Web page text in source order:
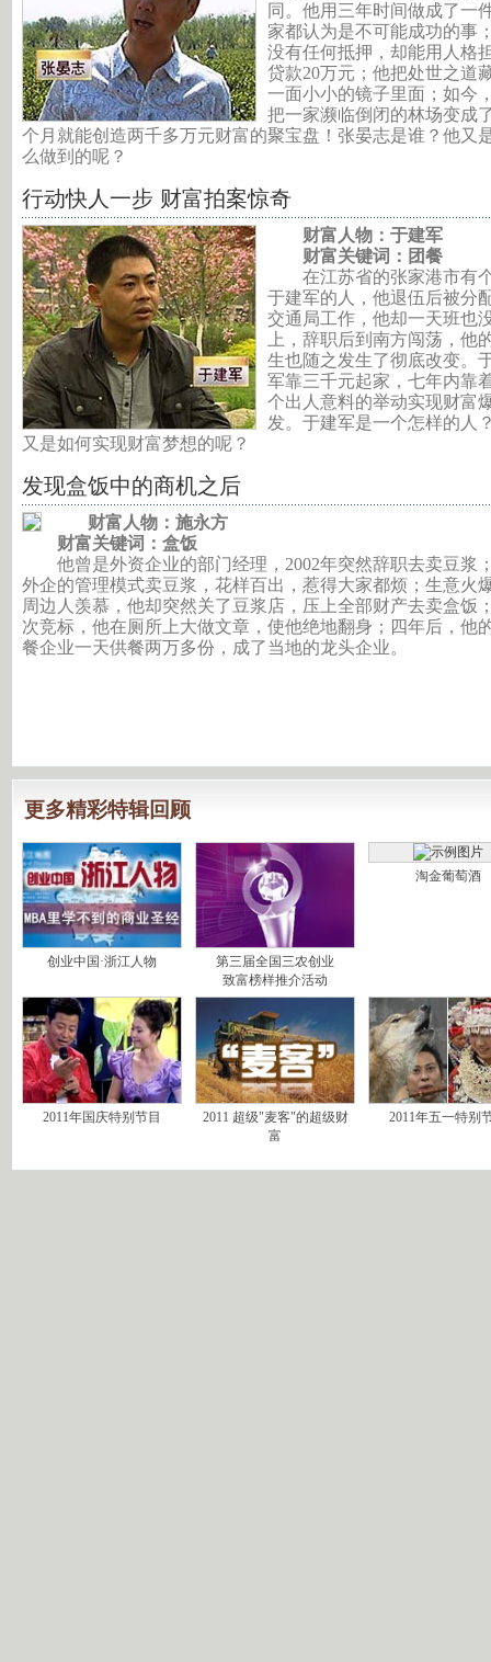
同。他用三年时间做成了一
家都认为是不可能成功的事
没有任何抵押，却能用人格
贷款20万元；他把处世之道
一面小小的镜子里面；如今
把一家濒临倒闭的林场变成
个月就能创造两千多万元财富的聚宝盘！张晏志是谁？他又
么做到的呢？
行动快人一步 财富拍案惊奇
财富人物：于建军
财富关键词：团餐
在江苏省的张家港市有
于建军的人，他退伍后被分
交通局工作，他却一天班也
上，辞职后到南方闯荡，他
生也随之发生了彻底改变。
军靠三千元起家，七年内靠
个出人意料的举动实现财富
发。于建军是一个怎样的人
又是如何实现财富梦想的呢？
发现盒饭中的商机之后
财富人物：施永方
财富关键词：盒饭
他曾是外资企业的部门经理，2002年突然辞职去卖豆浆
外企的管理模式卖豆浆，花样百出，惹得大家都烦；生意火
周边人羡慕，他却突然关了豆浆店，压上全部财产去卖盒饭
次竞标，他在厕所上大做文章，使他绝地翻身；四年后，他
餐企业一天供餐两万多份，成了当地的龙头企业。
更多精彩特辑回顾
创业中国·浙江人物
第三届全国三农创业
致富榜样推介活动
淘金葡萄酒
2011年国庆特别节目
2011 超级"麦客"的超级财
富
2011年五一特别